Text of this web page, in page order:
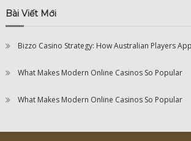
Bài Viết Mới
Bizzo Casino Strategy: How Australian Players
What Makes Modern Online Casinos So Popular
What Makes Modern Online Casinos So Popular